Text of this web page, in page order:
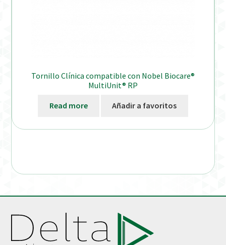
Tornillo Clínica compatible con Nobel Biocare®
MultiUnit® RP
Read more Añadir a favoritos